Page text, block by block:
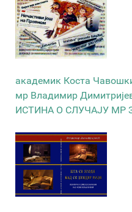
академик Коста
мр Владимир
ИСТИНА О СЛУЧАЈУ МР